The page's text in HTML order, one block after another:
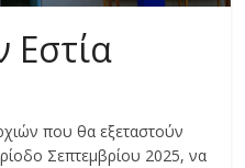
Εστία
που θα εξεταστούν
Σεπτεμβρίου 2025, να